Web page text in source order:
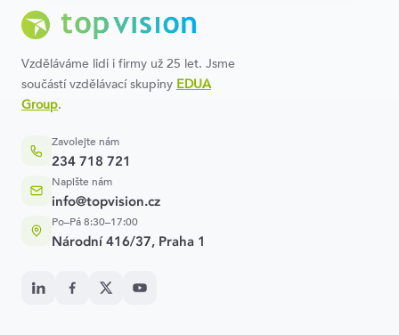
Vzděláváme lidi i firmy už 25 let. Jsme
součástí vzdělávací skupiny EDUA
Group.
Zavolejte nám
234 718 721
Napište nám
info@topvision.cz
Po–Pá 8:30–17:00
Národní 416/37, Praha 1